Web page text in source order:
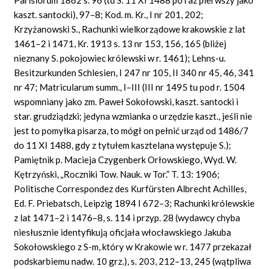
kaszt. santocki), 97–8; Kod. m. Kr., I nr 201, 202;
Krzyżanowski S., Rachunki wielkorządowe krakowskie z lat
1461–2 i 1471, Kr. 1913 s. 13 nr 153, 156, 165 (bliżej
nieznany S. pokojowiec królewski w r. 1461); Lehns-u.
Besitzurkunden Schlesien, I 247 nr 105, II 340 nr 45, 46, 341
nr 47; Matricularum summ., I–III (III nr 1495 tu pod r. 1504
wspomniany jako zm. Paweł Sokołowski, kaszt. santocki i
star. grudziądzki; jedyna wzmianka o urzędzie kaszt., jeśli nie
jest to pomyłka pisarza, to mógł on pełnić urząd od 1486/7
do 11 XI 1488, gdy z tytułem kasztelana występuje S.);
Pamiętnik p. Macieja Czygenberk Orłowskiego, Wyd. W.
Kętrzyński, „Roczniki Tow. Nauk. w Tor.” T. 13: 1906;
Politische Correspondez des Kurfürsten Albrecht Achilles,
Ed. F. Priebatsch, Leipzig 1894 I 672–3; Rachunki królewskie
z lat 1471–2 i 1476–8, s. 114 i przyp. 28 (wydawcy chyba
niesłusznie identyfikują oficjała włocławskiego Jakuba
Sokołowskiego z S-m, który w Krakowie w r. 1477 przekazał
podskarbiemu nadw. 10 grz.), s. 203, 212–13, 245 (wątpliwa